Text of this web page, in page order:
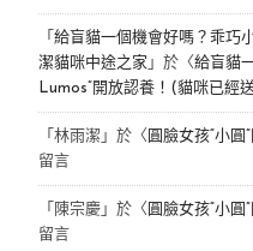
「 給盲貓一個機會好嗎？乖巧
潔貓咪中途之家 」於〈給盲貓
Lumos”開放認養！(貓咪已經
「 林雨潔 」於〈 圓臉女孩“小
留言
「 陳宗慶」於〈 圓臉女孩“小
留言